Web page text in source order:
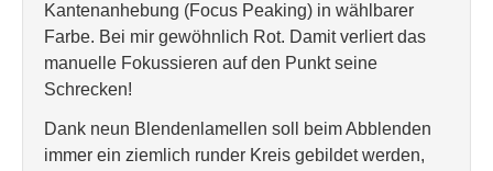
Kantenanhebung (Focus Peaking) in wählbarer
Farbe. Bei mir gewöhnlich Rot. Damit verliert das
manuelle Fokussieren auf den Punkt seine
Schrecken!
Dank neun Blendenlamellen soll beim Abblenden
immer ein ziemlich runder Kreis gebildet werden,